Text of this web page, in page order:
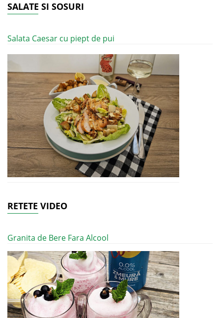
SALATE SI SOSURI
Salata Caesar cu piept de pui
RETETE VIDEO
Granita de Bere Fara Alcool